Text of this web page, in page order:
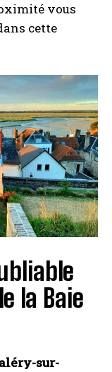
vous
cette
la Baie
sur-